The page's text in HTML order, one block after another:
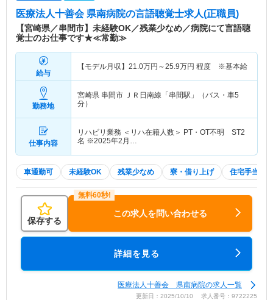
医療法人十善会 県南病院の言語聴覚士求人(正職員)
【宮崎県／串間市】未経験OK／残業少なめ／病院にて言語聴
覚士のお仕事です★≪常勤≫
給与
【モデル月収】 21.0万円～25.9万円 程度 ※基本給
勤務地
宮崎県 串間市
ＪＲ日南線「串間駅」（バス・車5
分）
仕事内容
リハビリ業務 ＜リハ在籍人数＞ PT・OT不明 ST2
名 ※2025年2月…
車通勤可 未経験OK 残業少なめ 寮・借り上げ 住宅手当・
保存する
この求人を問い合わせる
詳細を見る
医療法人十善会 県南病院の求人一覧
更新日：2025/10/10 求人番号：9722225